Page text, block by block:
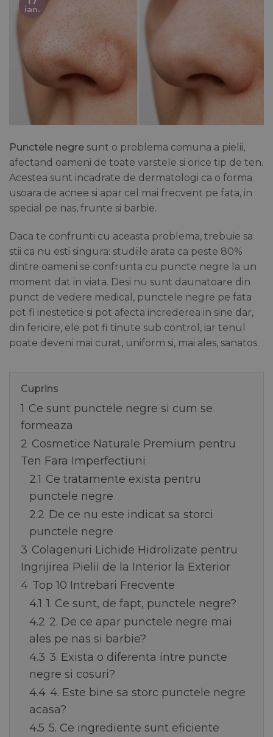
ian.
Punctele negre sunt o problema comuna a pielii,
afectand oameni de toate varstele si orice tip de ten.
Acestea sunt incadrate de dermatologi ca o forma
usoara de acnee si apar cel mai frecvent pe fata, in
special pe nas, frunte si barbie.
Daca te confrunti cu aceasta problema, trebuie sa
stii ca nu esti singura: studiile arata ca peste 80%
dintre oameni se confrunta cu puncte negre la un
moment dat in viata. Desi nu sunt daunatoare din
punct de vedere medical, punctele negre pe fata
pot fi inestetice si pot afecta increderea in sine dar,
din fericire, ele pot fi tinute sub control, iar tenul
poate deveni mai curat, uniform si, mai ales, sanatos.
Cuprins
1 Ce sunt punctele negre si cum se
formeaza
2 Cosmetice Naturale Premium pentru
Ten Fara Imperfectiuni
2.1 Ce tratamente exista pentru
punctele negre
2.2 De ce nu este indicat sa storci
punctele negre
3 Colagenuri Lichide Hidrolizate pentru
Ingrijirea Pielii de la Interior la Exterior
4 Top 10 Intrebari Frecvente
4.1 1. Ce sunt, de fapt, punctele negre?
4.2 2. De ce apar punctele negre mai
ales pe nas si barbie?
4.3 3. Exista o diferenta intre puncte
negre si cosuri?
4.4 4. Este bine sa storc punctele negre
acasa?
4.5 5. Ce ingrediente sunt eficiente